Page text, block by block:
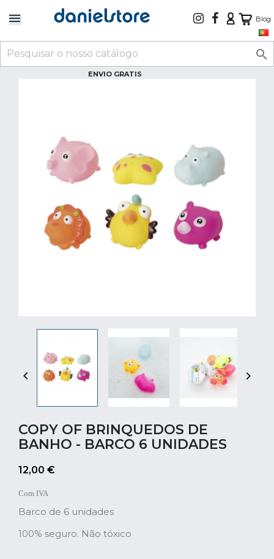
Blog

ENVIO GRATIS
 
COPY OF BRINQUEDOS DE
BANHO - BARCO 6 UNIDADES
12,00 €
Com IVA
Barco de 6 unidades
100% seguro. Não tóxico